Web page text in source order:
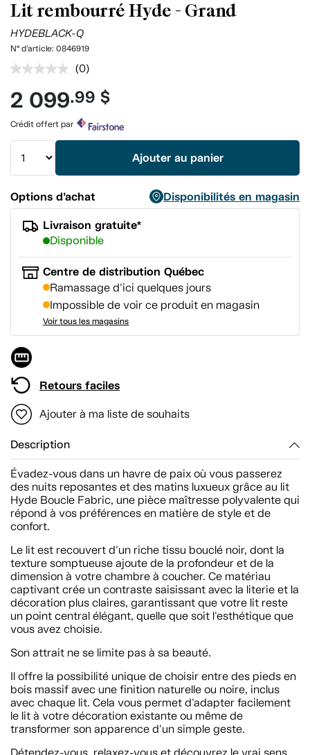
Lit rembourré Hyde - Grand
HYDEBLACK-Q
N° d'article: 0846919
Aucune
pour
ce
produit.
Lien
vers
page.
(0)
2 099.99 $
Crédit offert par
Ajouter au panier
Options d’achat
Disponibilités en magasin
Livraison gratuite*
Disponible
Centre de distribution Québec
Ramassage d'ici quelques jours
Impossible de voir ce produit en magasin
Voir tous les magasins
Retours faciles
Ajouter à ma liste de souhaits
Description
Évadez-vous dans un havre de paix où vous passerez
des nuits reposantes et des matins luxueux grâce au lit
Hyde Boucle Fabric, une pièce maîtresse polyvalente qui
répond à vos préférences en matière de style et de
confort.
Le lit est recouvert d'un riche tissu bouclé noir, dont la
texture somptueuse ajoute de la profondeur et de la
dimension à votre chambre à coucher. Ce matériau
captivant crée un contraste saisissant avec la literie et la
décoration plus claires, garantissant que votre lit reste
un point central élégant, quelle que soit l'esthétique que
vous avez choisie.
Son attrait ne se limite pas à sa beauté.
Il offre la possibilité unique de choisir entre des pieds en
bois massif avec une finition naturelle ou noire, inclus
avec chaque lit. Cela vous permet d'adapter facilement
le lit à votre décoration existante ou même de
transformer son apparence d'un simple geste.